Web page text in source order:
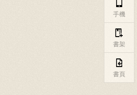
手機

書架

書頁